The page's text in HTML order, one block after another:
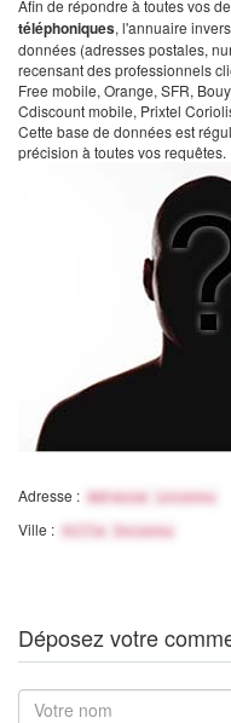
Afin de répondre à toutes vos
téléphoniques, l'annuaire
données (adresses postales,
recensant des professionnels
Free mobile, Orange, SFR,
Cdiscount mobile, Prixtel
Cette base de données est
précision à toutes vos requêtes.
Adresse : Adresse inconnu
Ville : Ville Inconnu
Déposez votre